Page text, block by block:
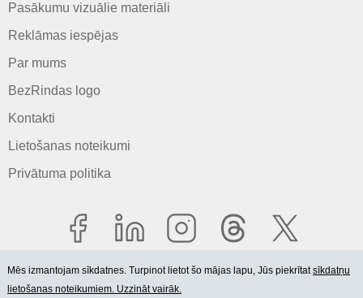
Pasākumu vizuālie materiāli
Reklāmas iespējas
Par mums
BezRindas logo
Kontakti
Lietošanas noteikumi
Privātuma politika
Mēs izmantojam sīkdatnes. Turpinot lietot šo mājas lapu, Jūs piekrītatsīkdatņu
lietošanas noteikumiem. Uzzināt vairāk.